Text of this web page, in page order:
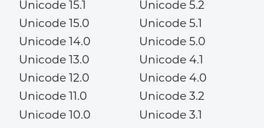
Unicode 15.1
Unicode 15.0
Unicode 14.0
Unicode 13.0
Unicode 12.0
Unicode 11.0
Unicode 10.0
Unicode 5.2
Unicode 5.1
Unicode 5.0
Unicode 4.1
Unicode 4.0
Unicode 3.2
Unicode 3.1